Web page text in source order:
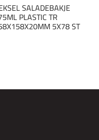
SALADEBAKJE
PLASTIC TR
5X78 ST